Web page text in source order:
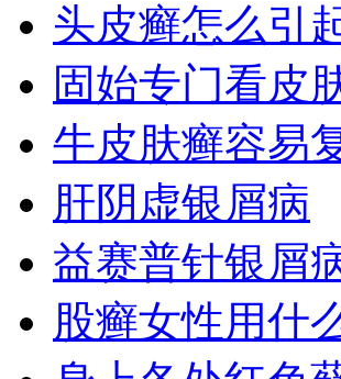
头皮癣怎么引
固始专门看皮
牛皮肤癣容易
肝阴虚银屑病
益赛普针银屑
股癣女性用什